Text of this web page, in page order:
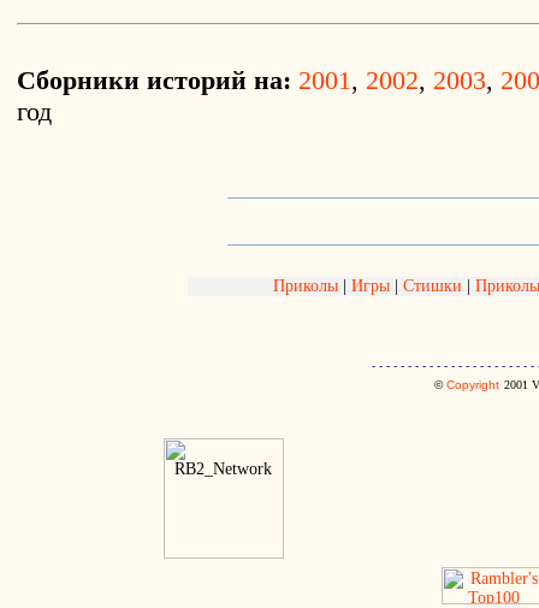
Сборники историй на: 2001, 2002, 2003,
год
Приколы Игры Стишки
- - - - - - - - - - - - - - - - - - - - - -
©Copyright 2001